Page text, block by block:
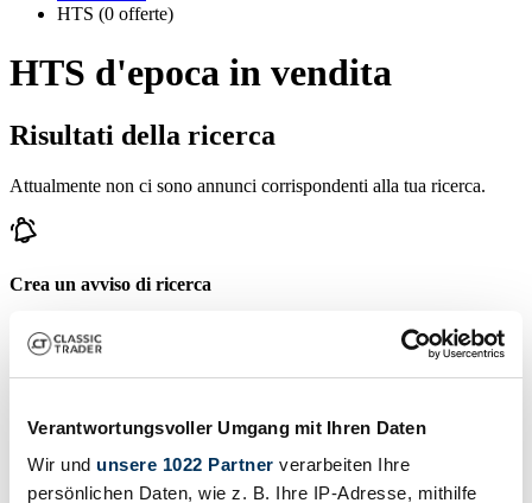
Verantwortungsvoller Umgang mit Ihren Daten
Wir und unsere 1022 Partner verarbeiten Ihre
persönlichen Daten, wie z. B. Ihre IP-Adresse, mithilfe
HTS (0 offerte)
HTS d'epoca in vendita
Risultati della ricerca
Attualmente non ci sono annunci corrispondenti alla tua ricerca.
Crea un avviso di ricerca
Venga notificato non appena viene pubblicato un annuncio che
corrisponde ai tuoi filtri di ricerca.
Crea annuncio